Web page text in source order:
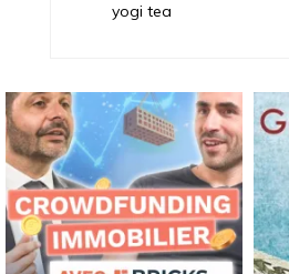
yogi tea